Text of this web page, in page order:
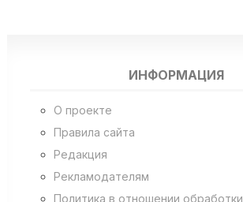
ИНФОРМАЦИЯ
О проекте
Правила сайта
Редакция
Рекламодателям
Политика в отношении обработки